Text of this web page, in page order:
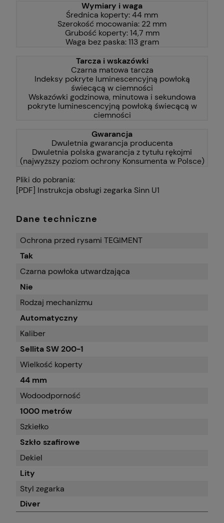
Wymiary i waga
Średnica koperty: 44 mm
Szerokość mocowania: 22 mm
Grubość koperty: 14,7 mm
Waga bez paska: 113 gram
Tarcza i wskazówki
Czarna matowa tarcza
Indeksy pokryte luminescencyjną powłoką
świecącą w ciemności
Wskazówki godzinowa, minutowa i sekundowa
pokryte luminescencyjną powłoką świecącą w
ciemności
Gwarancja
Dwuletnia gwarancja producenta
Dwuletnia polska gwarancja z tytułu rękojmi
(najwyższy poziom ochrony Konsumenta w Polsce)
Pliki do pobrania:
[PDF] Instrukcja obsługi zegarka Sinn U1
Dane techniczne
Ochrona przed rysami TEGIMENT
Tak
Czarna powłoka utwardzająca
Nie
Rodzaj mechanizmu
Automatyczny
Kaliber
Sellita SW 200-1
Wielkość koperty
44 mm
Wodoodporność
1000 metrów
Szkiełko
Szkło szafirowe
Dekiel
Lity
Styl zegarka
Diver